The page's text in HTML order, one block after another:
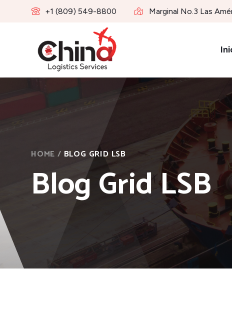
+1 (809) 549-8800 Marginal No.3 Las
HOME / BLOG GRID LSB
Blog Grid LSB